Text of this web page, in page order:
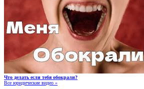
Что делать если тебя обокрали?
Все юридические видео »